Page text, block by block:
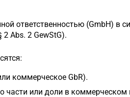
ответственностью (GmbH) в
Abs. 2 GewStG).
коммерческое GbR).
части или доли в коммерческом